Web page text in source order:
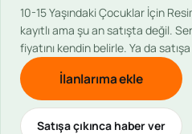
10-15 Yaşındaki Çocuklar İçin
kayıtlı ama şu an satışta değil.
fiyatını kendin belirle. Ya da
İlanlarıma ekle
Satışa çıkınca haber ver